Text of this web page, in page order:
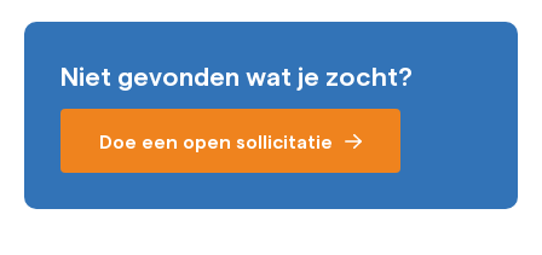
Niet gevonden wat je zocht?
Doe een open sollicitatie